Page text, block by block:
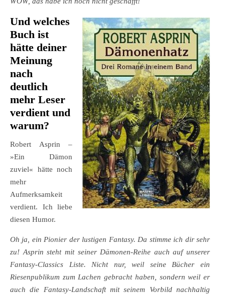
Und welches
Buch ist
hätte deiner
Meinung
nach
deutlich
mehr Leser
verdient und
warum?
Robert Asprin –
»Ein Dämon
zuviel« hätte noch
mehr
Aufmerksamkeit
verdient. Ich liebe
diesen Humor.
Oh ja, ein Pionier der lustigen Fantasy. Da stimme ich dir sehr
zu! Asprin steht mit seiner Dämonen-Reihe auch auf unserer
Fantasy-Classics Liste. Nicht nur, weil seine Bücher ein
Riesenpublikum zum Lachen gebracht haben, sondern weil er
auch die Fantasy-Landschaft mit seinem Vorbild nachhaltig